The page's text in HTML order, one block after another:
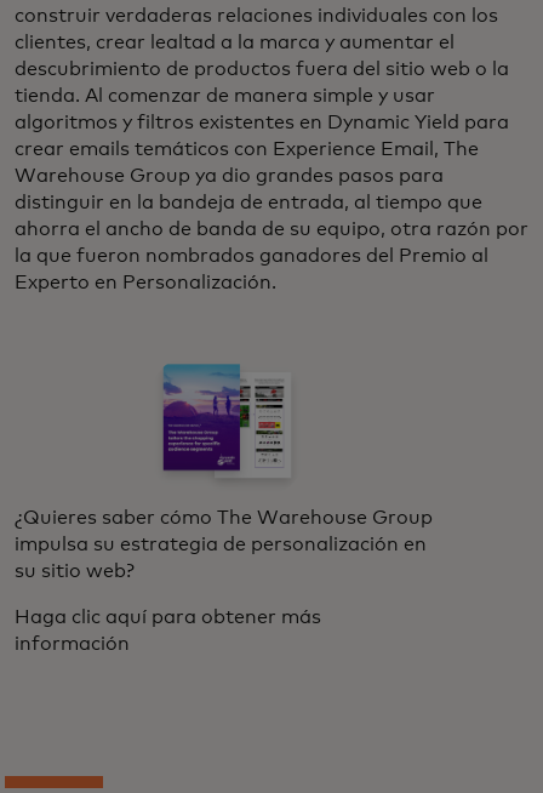
construir verdaderas relaciones individuales con los
clientes, crear lealtad a la marca y aumentar el
descubrimiento de productos fuera del sitio web o la
tienda. Al comenzar de manera simple y usar
algoritmos y filtros existentes en Dynamic Yield para
crear emails temáticos con Experience Email, The
Warehouse Group ya dio grandes pasos para
distinguir en la bandeja de entrada, al tiempo que
ahorra el ancho de banda de su equipo, otra razón por
la que fueron nombrados ganadores del Premio al
Experto en Personalización.
¿Quieres saber cómo The Warehouse Group
impulsa su estrategia de personalización en
su sitio web?
Haga clic aquí para obtener más
información